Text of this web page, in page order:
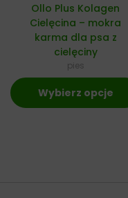
Ollo Plus Kolagen
Cielęcina – mokra
karma dla psa z
cielęciny
pies
Wybierz opcje